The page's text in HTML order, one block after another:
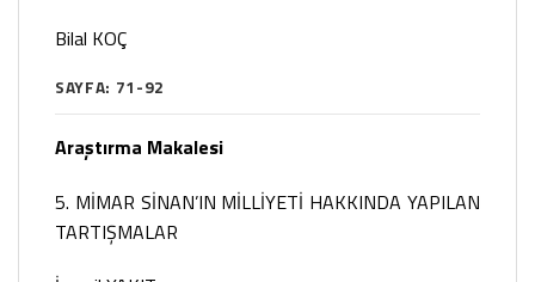
Bilal KOÇ
SAYFA: 71-92
Araştırma Makalesi
5. MİMAR SİNAN’IN MİLLİYETİ HAKKINDA YAPILAN
TARTIŞMALAR